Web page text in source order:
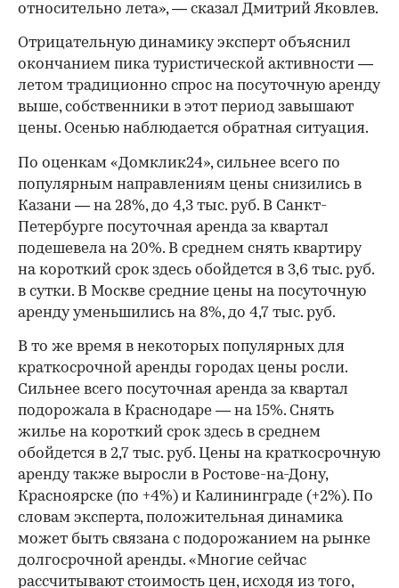
относительно лета», — сказал Дмитрий Яковлев.
Отрицательную динамику эксперт объяснил
окончанием пика туристической активности —
летом традиционно спрос на посуточную аренду
выше, собственники в этот период завышают
цены. Осенью наблюдается обратная ситуация.
По оценкам «Домклик24», сильнее всего по
популярным направлениям цены снизились в
Казани — на 28%, до 4,3 тыс. руб. В Санкт-
Петербурге посуточная аренда за квартал
подешевела на 20%. В среднем снять квартиру
на короткий срок здесь обойдется в 3,6 тыс. руб.
в сутки. В Москве средние цены на посуточную
аренду уменьшились на 8%, до 4,7 тыс. руб.
В то же время в некоторых популярных для
краткосрочной аренды городах цены росли.
Сильнее всего посуточная аренда за квартал
подорожала в Краснодаре — на 15%. Снять
жилье на короткий срок здесь в среднем
обойдется в 2,7 тыс. руб. Цены на краткосрочную
аренду также выросли в Ростове-на-Дону,
Красноярске (по +4%) и Калининграде (+2%). По
словам эксперта, положительная динамика
может быть связана с подорожанием на рынке
долгосрочной аренды. «Многие сейчас
рассчитывают стоимость цен, исходя из того,